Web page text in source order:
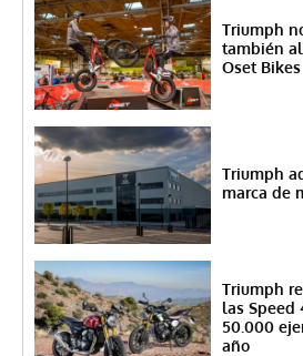
Triumph
también
Oset Bikes
Triumph
marca de
Triumph
las Speed
50.000
año